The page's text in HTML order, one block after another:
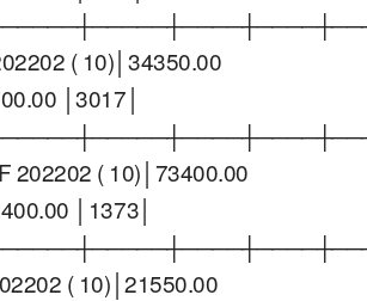
( 10)│34350.00
│3017│
202202 ( 10)│73400.00
│1373│
( 10)│21550.00